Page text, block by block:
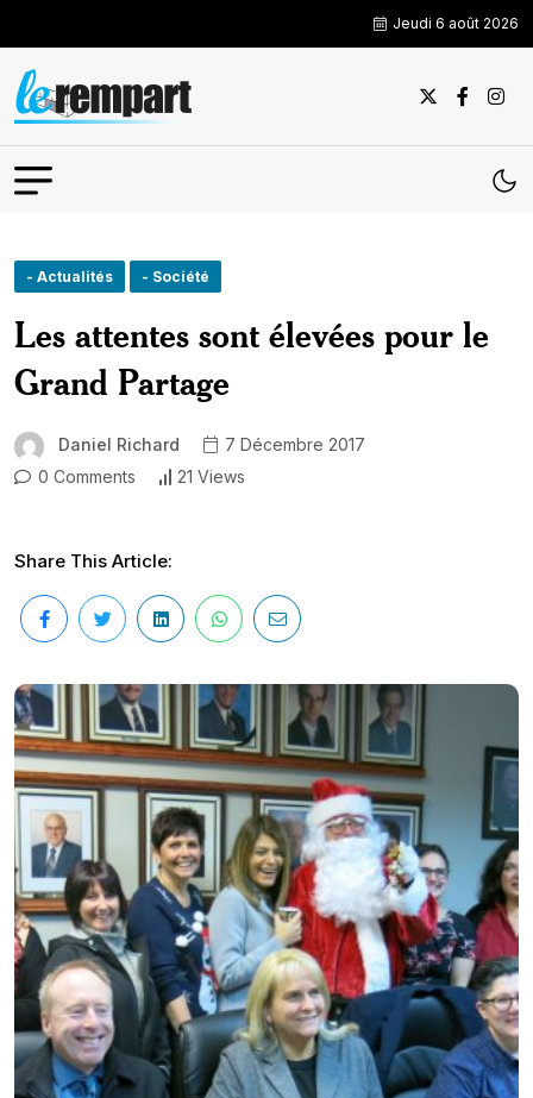
Jeudi 6 août 2026
- Actualités - Société
Les attentes sont élevées pour le
Grand Partage
Daniel Richard
7 Décembre 2017
0 Comments
21 Views
Share This Article: